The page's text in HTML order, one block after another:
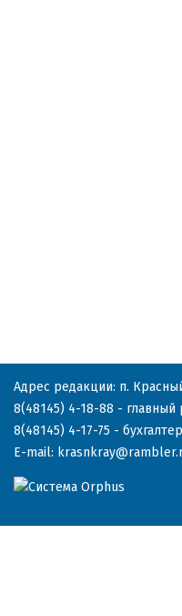
Адрес редакции: п.
8(48145) 4-18-88 - главный
8(48145) 4-17-75 -
E-mail: